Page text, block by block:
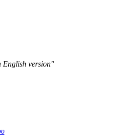
English version"